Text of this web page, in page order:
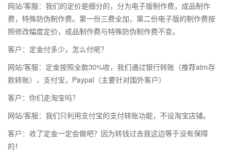
网站/客服：我们的定价是细分的，分为电子版制作费，成品制作
费，特殊防伪制作费。第一份三费全加，第二份电子版的制作费按
照修改幅度定价，成品制作费与特殊防伪制作费不变。
客户：定金付多少，怎么付呢？
网站/客服：定金按照全款30%收，我们通过银行转账（推荐atm存
款转账），支付宝，Paypal（主要针对国外客户）
客户：你们走淘宝吗？
网站/客服：我们只利用支付宝的支付转账功能，不设淘宝店铺。
客户：收了定金一定会做吧？因为转钱过去我这边等于没有保障
的！